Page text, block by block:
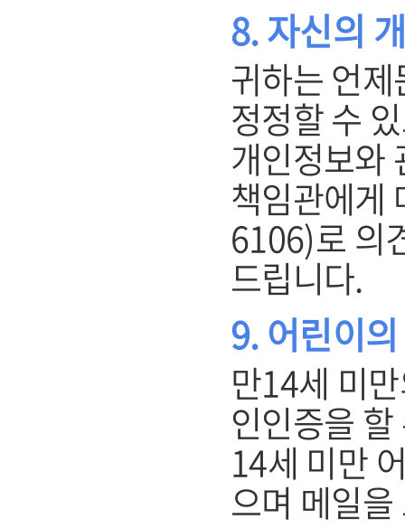
8. 자신의
귀하는 언
정정할 수
개인정보와
책임관에
6106)로 의
드립니다.
9. 어린이
만14세 미
인인증을
14세 미만
으며 메일